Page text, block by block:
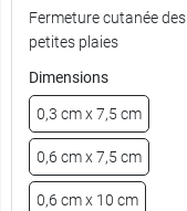
3 mm x 7,5
cm
2,59 €
6 mm x 7,5
cm
2,69 €
Fermeture cutanée des
petites plaies
Dimensions
0,3 cm x 7,5 cm
0,6 cm x 7,5 cm
0,6 cm x 10 cm